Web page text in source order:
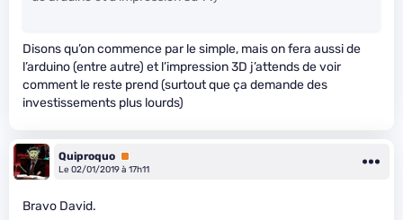
Disons qu’on commence par le simple, mais on fera aussi de
l’arduino (entre autre) et l’impression 3D j’attends de voir
comment le reste prend (surtout que ça demande des
investissements plus lourds)
Quiproquo Premium
Le 02/01/2019 à 17h11
Bravo David.